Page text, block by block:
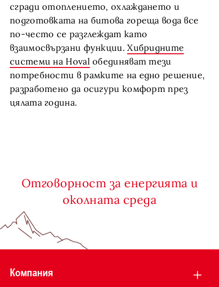
сгради отоплението, охлаждането и
подготовката на битова гореща вода все
по-често се разглеждат като
взаимосвързани функции.Хибридните
системи на Hoval обединяват тези
потребности в рамките на едно решение,
разработено да осигури комфорт през
цялата година.
Отговорност за енергията и
околната среда
Компания